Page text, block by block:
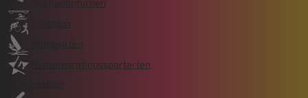
Trampolinturnen
Triathlon
Windsurfen
Demonstrationssportarten
Sportstätten